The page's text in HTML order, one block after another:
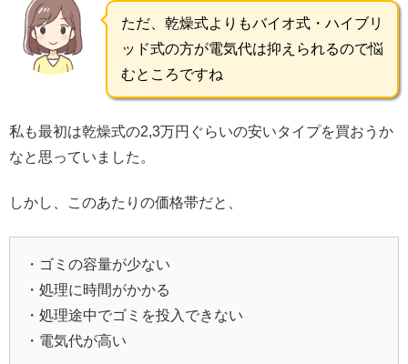
ただ、乾燥式よりもバイオ式・ハイブリ
ッド式の方が電気代は抑えられるので悩
むところですね
私も最初は乾燥式の2,3万円ぐらいの安いタイプを買おうか
なと思っていました。
しかし、このあたりの価格帯だと、
・ゴミの容量が少ない
・処理に時間がかかる
・処理途中でゴミを投入できない
・電気代が高い